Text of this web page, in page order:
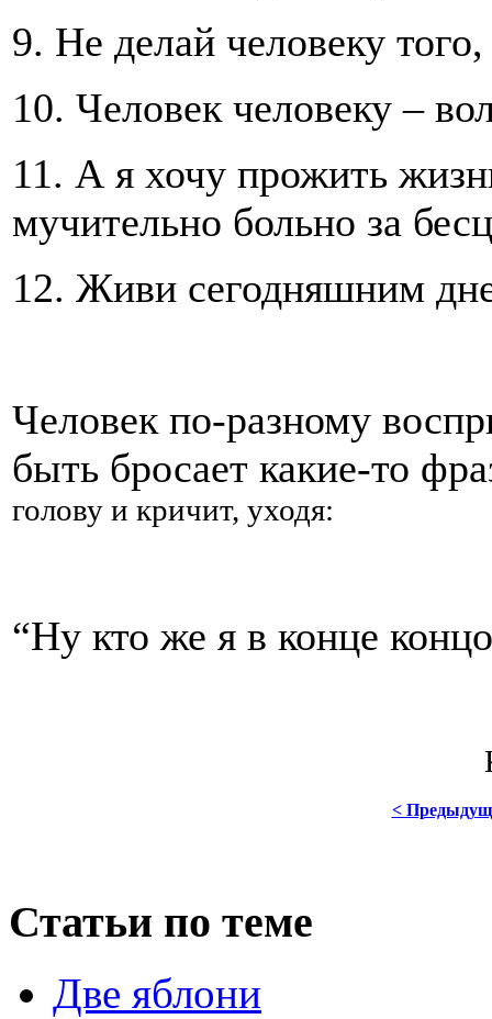
9. Не делай человеку
10. Человек человеку –
11. А я хочу прожить
мучительно больно за
12. Живи сегодняшним
Человек по-разному
быть бросает какие-то
голову и кричит, уходя:
“Ну кто же я в конце
<
Статьи по теме
Две яблони